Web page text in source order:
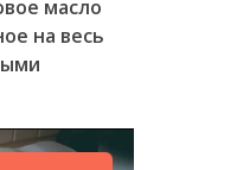
масло
на весь